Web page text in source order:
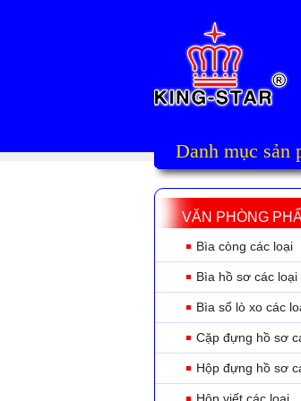
Danh mục sản
VĂN PHÒNG
Bìa còng các loại
Bìa hồ sơ các loại
Bìa sổ lò xo các
Cặp đựng hồ sơ
Hộp đựng hồ sơ